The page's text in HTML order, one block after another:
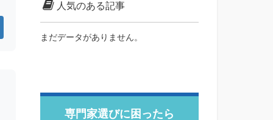
人気のある記事
まだデータがありません。
専門家選びに困ったら